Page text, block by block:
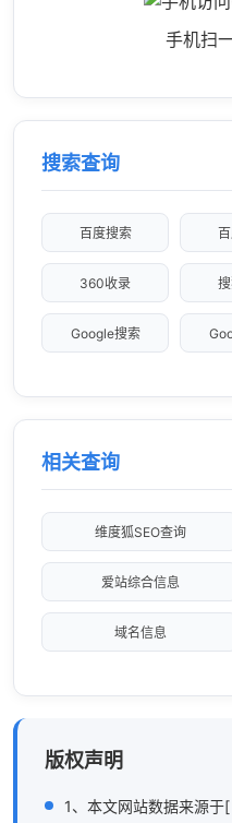
手机扫
搜索查询
百度搜索
360收录
Google搜索
相关查询
维度狐SEO查询
爱站综合信息
域名信息
版权声明
1、本文网站数据来源